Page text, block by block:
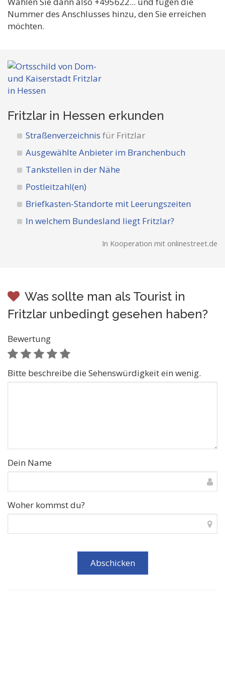
Nummer des Anschlusses hinzu, den Sie erreichen
möchten.
Fritzlar in Hessen erkunden
Straßenverzeichnis für Fritzlar
Ausgewählte Anbieter im Branchenbuch
Tankstellen in der Nähe
Postleitzahl(en)
Briefkasten-Standorte mit Leerungszeiten
In welchem Bundesland liegt Fritzlar?
In Kooperation mit onlinestreet.de
Was sollte man als Tourist in
Fritzlar unbedingt gesehen haben?
Bewertung
Bitte beschreibe die Sehenswürdigkeit ein wenig.
Dein Name
Woher kommst du?